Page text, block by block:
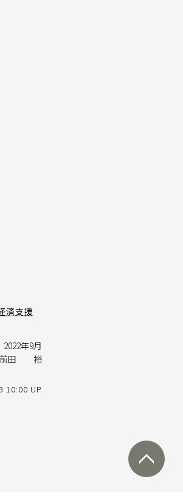
済支援
2022年9月
前田 裕
10:00 UP